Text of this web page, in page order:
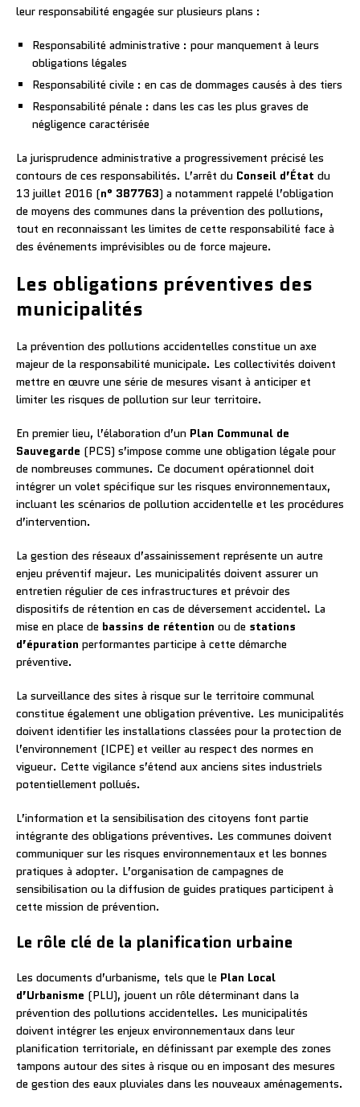
leur responsabilité engagée sur plusieurs plans :
Responsabilité administrative : pour manquement à leurs
obligations légales
Responsabilité civile : en cas de dommages causés à des tiers
Responsabilité pénale : dans les cas les plus graves de
négligence caractérisée
La jurisprudence administrative a progressivement précisé les
contours de ces responsabilités. L’arrêt du Conseil d’État du
13 juillet 2016 (n° 387763) a notamment rappelé l’obligation
de moyens des communes dans la prévention des pollutions,
tout en reconnaissant les limites de cette responsabilité face à
des événements imprévisibles ou de force majeure.
Les obligations préventives des
municipalités
La prévention des pollutions accidentelles constitue un axe
majeur de la responsabilité municipale. Les collectivités doivent
mettre en œuvre une série de mesures visant à anticiper et
limiter les risques de pollution sur leur territoire.
En premier lieu, l’élaboration d’un Plan Communal de
Sauvegarde (PCS) s’impose comme une obligation légale pour
de nombreuses communes. Ce document opérationnel doit
intégrer un volet spécifique sur les risques environnementaux,
incluant les scénarios de pollution accidentelle et les procédures
d’intervention.
La gestion des réseaux d’assainissement représente un autre
enjeu préventif majeur. Les municipalités doivent assurer un
entretien régulier de ces infrastructures et prévoir des
dispositifs de rétention en cas de déversement accidentel. La
mise en place de bassins de rétention ou de stations
d’épuration performantes participe à cette démarche
préventive.
La surveillance des sites à risque sur le territoire communal
constitue également une obligation préventive. Les municipalités
doivent identifier les installations classées pour la protection de
l’environnement (ICPE) et veiller au respect des normes en
vigueur. Cette vigilance s’étend aux anciens sites industriels
potentiellement pollués.
L’information et la sensibilisation des citoyens font partie
intégrante des obligations préventives. Les communes doivent
communiquer sur les risques environnementaux et les bonnes
pratiques à adopter. L’organisation de campagnes de
sensibilisation ou la diffusion de guides pratiques participent à
cette mission de prévention.
Le rôle clé de la planification urbaine
Les documents d’urbanisme, tels que le Plan Local
d’Urbanisme (PLU), jouent un rôle déterminant dans la
prévention des pollutions accidentelles. Les municipalités
doivent intégrer les enjeux environnementaux dans leur
planification territoriale, en définissant par exemple des zones
tampons autour des sites à risque ou en imposant des mesures
de gestion des eaux pluviales dans les nouveaux aménagements.